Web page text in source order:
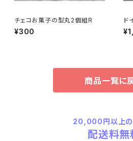
チェコお菓子の型丸2個組R
¥300
ド
ベ
商品一覧に
20,000円以上の
配送料無